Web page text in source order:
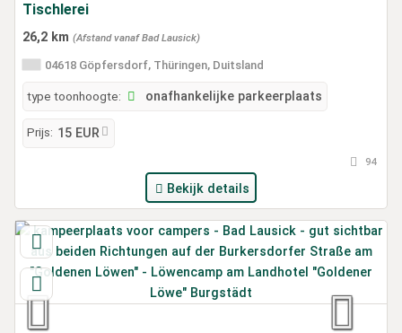
Tischlerei
26,2 km (Afstand vanaf Bad Lausick)
04618 Göpfersdorf, Thüringen, Duitsland
type toonhoogte: onafhankelijke parkeerplaats
Prijs: 15 EUR
94
Bekijk details